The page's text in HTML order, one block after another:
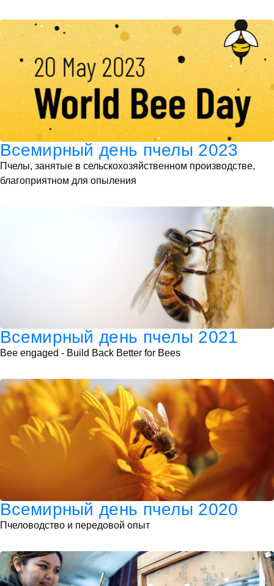
Всемирный день пчелы 2023
Пчелы, занятые в сельскохозяйственном производстве,
благоприятном для опыления
Всемирный день пчелы 2021
Bee engaged - Build Back Better for Bees
Всемирный день пчелы 2020
Пчеловодство и передовой опыт